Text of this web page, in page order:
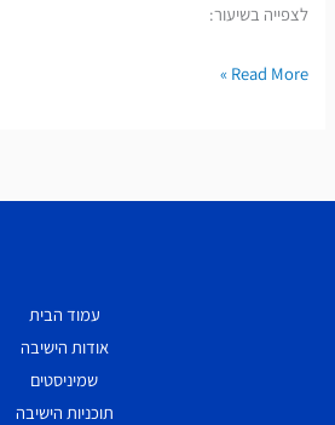
לצפייה בשיעור:-
הרב
Read More »
עמוד הבית
אודות הישיבה
שמיניסטים
תוכניות הישיבה